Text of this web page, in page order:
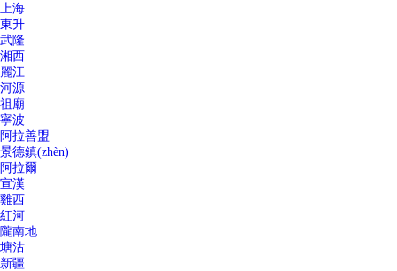
上海
東升
武隆
湘西
麗江
河源
祖廟
寧波
阿拉善盟
景德鎮(zhèn)
阿拉爾
宣漢
雞西
紅河
隴南地
塘沽
新疆